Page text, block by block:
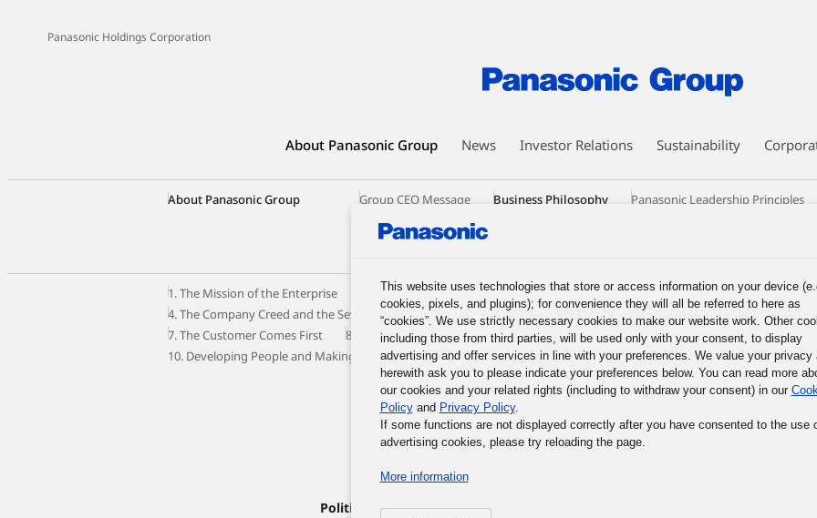
Panasonic Holdings Corporation
About Panasonic Group News Investor Relations Sustainability
About Panasonic Group Group CEO Message Business Philosophy Panasonic Leadership Principles
Our Businesses
Human Capital Management
Panasonic GREEN IMPACT
1. The Mission of the Enterprise 2. The Mission of the Panasonic Group, and What We Must Do Now
3. The Basic
4. The Company Creed and the Seven Principles
5. The Basic Business Philosophy of the Panasonic Group
6.
7. The Customer Comes First
8. Autonomous Responsible Management
9. Participative Management through
10. Developing People and Making the Most of Their Potential
Politica Aziendale di Base del Gruppo Panasonic
This website uses technologies that store or access information on your device
cookies, pixels, and plugins); for convenience they will all be referred to here as
“cookies”. We use strictly necessary cookies to make our website work. Other
including those from third parties, will be used only with your consent, to display
advertising and offer services in line with your preferences. We value your privacy
herewith ask you to please indicate your preferences below. You can read more
our cookies and your related rights (including to withdraw your consent) in our
Policyand Privacy Policy.
If some functions are not displayed correctly after you have consented to the use
advertising cookies, please try reloading the page.
More information